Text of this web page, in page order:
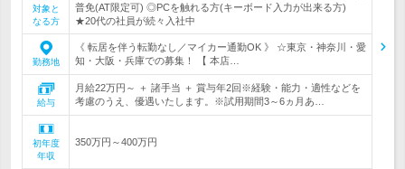
対象と
なる方
普免(AT限定可) ◎PCを触れる方(キーボード入力が出来る方)
★20代の社員が続々入社中
勤務地
《 転居を伴う転勤なし／マイカー通勤OK 》 ☆東京・神奈川・愛
知・大阪・兵庫での募集！ 【 本店…
給与
月給22万円～ ＋ 諸手当 ＋ 賞与年2回※経験・能力・適性などを
考慮のうえ、優遇いたします。※試用期間3～6ヵ月あ…
初年度
年収
350万円～400万円